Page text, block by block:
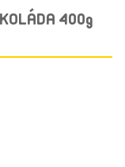
400g